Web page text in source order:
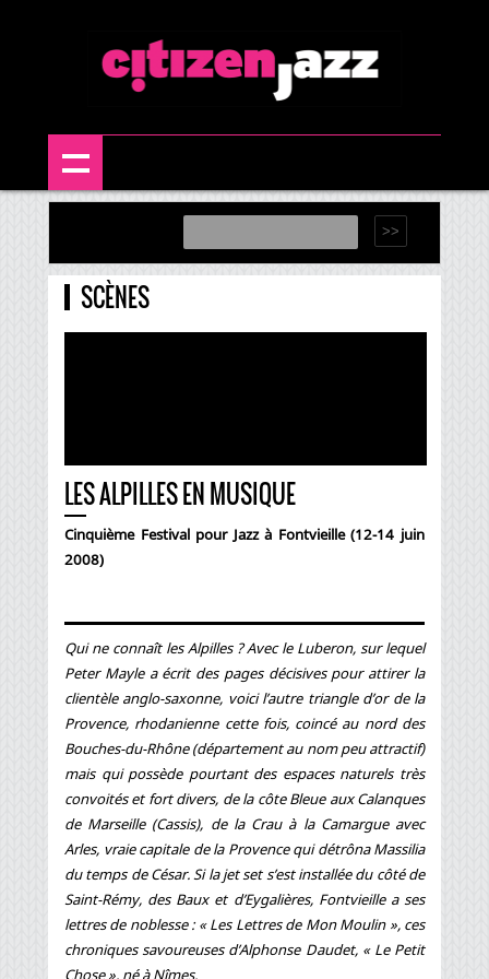
SCÈNES
LES ALPILLES EN MUSIQUE
Cinquième Festival pour Jazz à Fontvieille (12-14 juin
2008)
Qui ne connaît les Alpilles ? Avec le Luberon, sur lequel
Peter Mayle a écrit des pages décisives pour attirer la
clientèle anglo-saxonne, voici l’autre triangle d’or de la
Provence, rhodanienne cette fois, coincé au nord des
Bouches-du-Rhône (département au nom peu attractif)
mais qui possède pourtant des espaces naturels très
convoités et fort divers, de la côte Bleue aux Calanques
de Marseille (Cassis), de la Crau à la Camargue avec
Arles, vraie capitale de la Provence qui détrôna Massilia
du temps de César. Si la jet set s’est installée du côté de
Saint-Rémy, des Baux et d’Eygalières, Fontvieille a ses
lettres de noblesse : « Les Lettres de Mon Moulin », ces
chroniques savoureuses d’Alphonse Daudet, « Le Petit
Chose », né à Nîmes.